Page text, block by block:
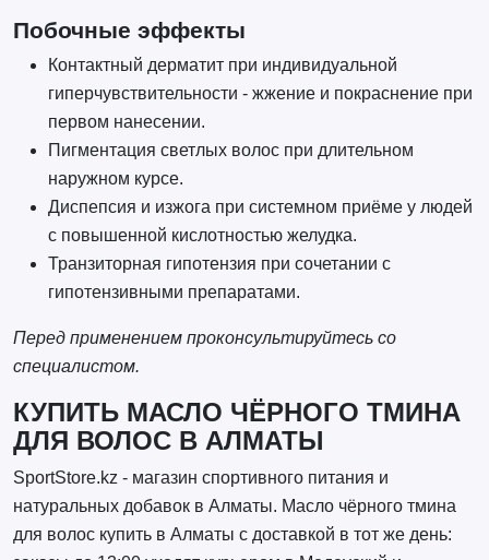
Побочные эффекты
Контактный дерматит при индивидуальной
гиперчувствительности - жжение и покраснение при
первом нанесении.
Пигментация светлых волос при длительном
наружном курсе.
Диспепсия и изжога при системном приёме у людей
с повышенной кислотностью желудка.
Транзиторная гипотензия при сочетании с
гипотензивными препаратами.
Перед применением проконсультируйтесь со
специалистом.
КУПИТЬ МАСЛО ЧЁРНОГО ТМИНА
ДЛЯ ВОЛОС В АЛМАТЫ
SportStore.kz - магазин спортивного питания и
натуральных добавок в Алматы. Масло чёрного тмина
для волос купить в Алматы с доставкой в тот же день: